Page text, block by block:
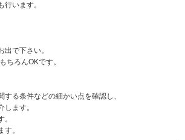
います。
出で下さい。
ちろんOKです。
する条件などの細かい点を確認し、
ます。
。